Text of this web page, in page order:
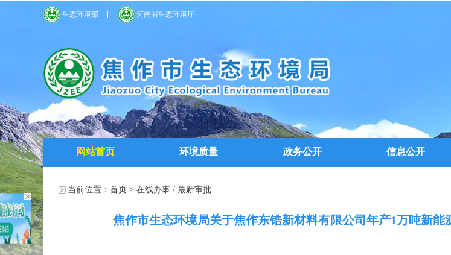
生态环境部 河南省生态环境厅
网站首页 环境质量 政务公开 信息公开
当前位置： 首页 > 在线办事 / 最新审批
焦作市生态环境局关于焦作东锆新材料有限公司年产1万吨新